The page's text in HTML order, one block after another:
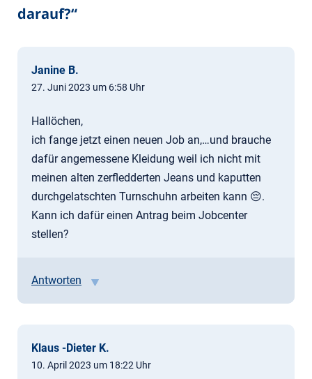
darauf?“
Janine B.
27. Juni 2023 um 6:58 Uhr
Hallöchen,
ich fange jetzt einen neuen Job an,…und brauche
dafür angemessene Kleidung weil ich nicht mit
meinen alten zerfledderten Jeans und kaputten
durchgelatschten Turnschuhn arbeiten kann 😔.
Kann ich dafür einen Antrag beim Jobcenter
stellen?
Antworten
Klaus -Dieter K.
10. April 2023 um 18:22 Uhr